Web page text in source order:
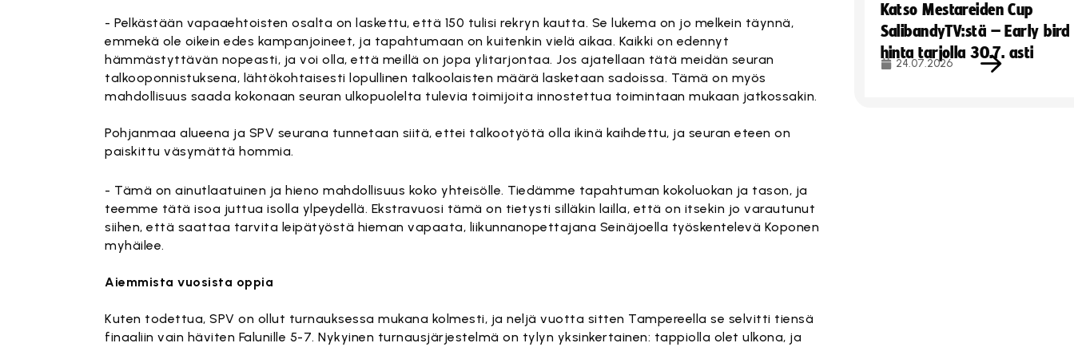
- Pelkästään vapaaehtoisten osalta on laskettu, että 150 tulisi rekryn kautta. Se lukema on jo melkein täynnä,
emmekä ole oikein edes kampanjoineet, ja tapahtumaan on kuitenkin vielä aikaa. Kaikki on edennyt
hämmästyttävän nopeasti, ja voi olla, että meillä on jopa ylitarjontaa. Jos ajatellaan tätä meidän seuran
talkooponnistuksena, lähtökohtaisesti lopullinen talkoolaisten määrä lasketaan sadoissa. Tämä on myös
mahdollisuus saada kokonaan seuran ulkopuolelta tulevia toimijoita innostettua toimintaan mukaan jatkossakin.
Pohjanmaa alueena ja SPV seurana tunnetaan siitä, ettei talkootyötä olla ikinä kaihdettu, ja seuran eteen on
paiskittu väsymättä hommia.
- Tämä on ainutlaatuinen ja hieno mahdollisuus koko yhteisölle. Tiedämme tapahtuman kokoluokan ja tason, ja
teemme tätä isoa juttua isolla ylpeydellä. Ekstravuosi tämä on tietysti silläkin lailla, että on itsekin jo varautunut
siihen, että saattaa tarvita leipätyöstä hieman vapaata, liikunnanopettajana Seinäjoella työskentelevä Koponen
myhäilee.
Aiemmista vuosista oppia
Kuten todettua, SPV on ollut turnauksessa mukana kolmesti, ja neljä vuotta sitten Tampereella se selvitti tiensä
finaaliin vain häviten Falunille 5-7. Nykyinen turnausjärjestelmä on tylyn yksinkertainen: tappiolla olet ulkona, ja
Katso Mestareiden Cup
SalibandyTV:stä – Early
hinta tarjolla 30.7. asti
24.07.2026